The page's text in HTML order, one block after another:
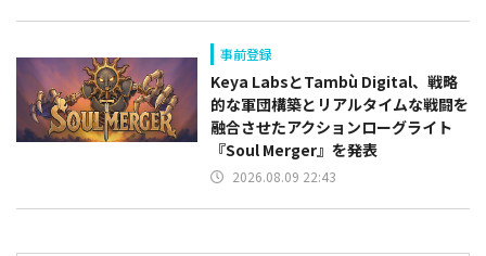
事前登録
Keya LabsとTambù Digital、戦略
的な軍団構築とリアルタイムな戦闘を
融合させたアクションローグライト
『Soul Merger』を発表
2026.08.09 22:43